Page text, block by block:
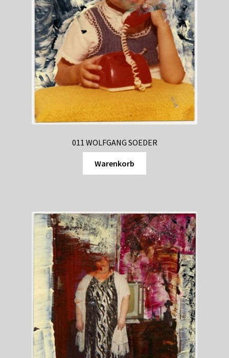
011 WOLFGANG SOEDER
Warenkorb